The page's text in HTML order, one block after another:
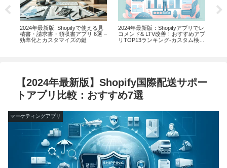
2024年最新版: Shopifyで使える見
積書・請求書・領収書アプリ 6選 –
効率化とカスタマイズの鍵
2024年最新版：Shopifyアプリでレ
コメンド& LTV改善！おすすめアプ
リTOP13ランキング-カスタム検索
【2024年最新版】Shopify国際配送サポー
トアプリ比較：おすすめ7選
マーケティングアプリ